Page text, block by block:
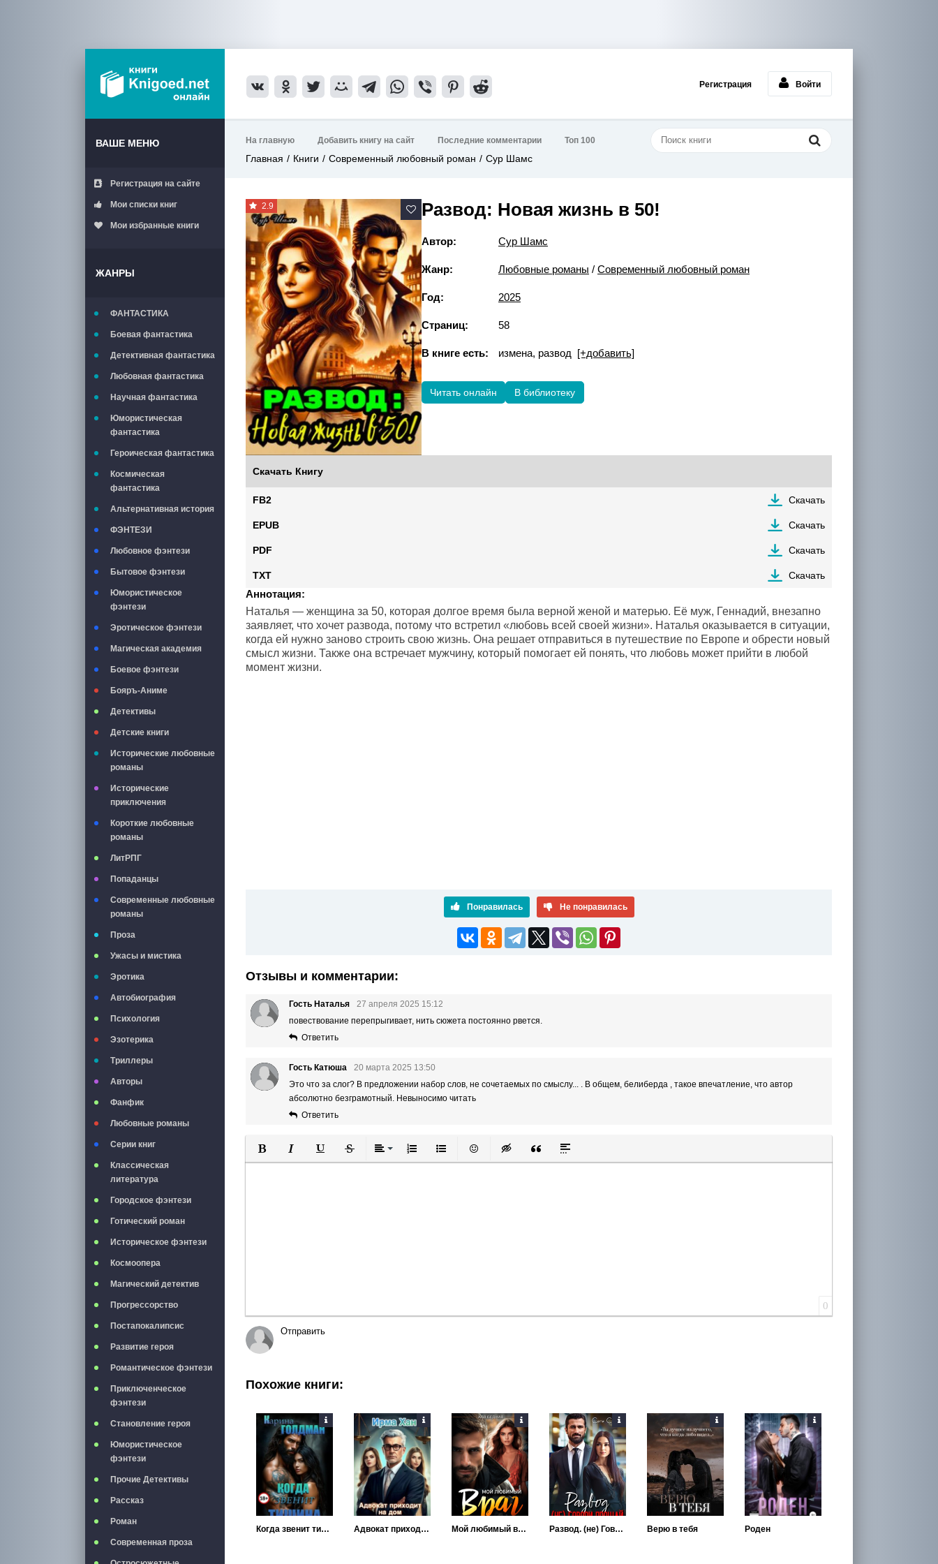
Регистрация Войти
ВАШЕ МЕНЮ
Регистрация на сайте
Мои списки книг
Мои избранные книги
ЖАНРЫ
ФАНТАСТИКА
Боевая фантастика
Детективная фантастика
Любовная фантастика
Научная фантастика
Юмористическая
фантастика
Героическая фантастика
Космическая
фантастика
Альтернативная история
ФЭНТЕЗИ
Любовное фэнтези
Бытовое фэнтези
Юмористическое
фэнтези
Эротическое фэнтези
Магическая академия
Боевое фэнтези
Бояръ-Аниме
Детективы
Детские книги
Исторические любовные
романы
Исторические
приключения
Короткие любовные
романы
ЛитРПГ
Попаданцы
Современные любовные
романы
Проза
Ужасы и мистика
Эротика
Автобиография
Психология
Эзотерика
Триллеры
Авторы
Фанфик
Любовные романы
Серии книг
Классическая
литература
Городское фэнтези
Готический роман
Историческое фэнтези
Космоопера
Магический детектив
Прогрессорство
Постапокалипсис
Развитие героя
Романтическое фэнтези
Приключенческое
фэнтези
Становление героя
Юмористическое
фэнтези
Прочие Детективы
Рассказ
Роман
Современная проза
На главную Добавить книгу на сайт Последние комментарии Топ 100
Главная Книги Современный любовный роман Сур Шамс
2.9 Развод: Новая жизнь в 50!
Автор: Сур Шамс
Жанр: Любовные романы / Современный любовный роман
Год: 2025
Страниц: 58
В книге есть: измена, развод [+добавить]
Читать онлайн В библиотеку
Скачать Книгу
FB2 Скачать
EPUB Скачать
PDF Скачать
TXT Скачать
Аннотация:
Наталья — женщина за 50, которая долгое время была верной женой и матерью. Её муж, Геннадий, внезапно
заявляет, что хочет развода, потому что встретил «любовь всей своей жизни». Наталья оказывается в ситуации,
когда ей нужно заново строить свою жизнь. Она решает отправиться в путешествие по Европе и обрести новый
смысл жизни. Также она встречает мужчину, который помогает ей понять, что любовь может прийти в любой
момент жизни.
Понравилась Не понравилась
Отзывы и комментарии:
Гость Наталья
27 апреля 2025 15:12
повествование перепрыгивает, нить сюжета постоянно рвется.
Ответить
Гость Катюша
20 марта 2025 13:50
Это что за слог? В предложении набор слов, не сочетаемых по смыслу... . В общем, белиберда , такое впечатление, что автор
абсолютно безграмотный. Невыносимо читать
Ответить
Полужирный
КурсивПодчеркнутый
ЗачеркнутыйВыравнивание
Нумерованный список
Маркированный список
Вставить смайлик
Вставка скрытого текста
Вставка цитаты
Вставка спойлера
0
Отправить
Похожие книги:
Когда звенит тишина Адвокат приходит на дом Мой любимый враг Развод. (не) Говори прощай Верю в тебя Роден